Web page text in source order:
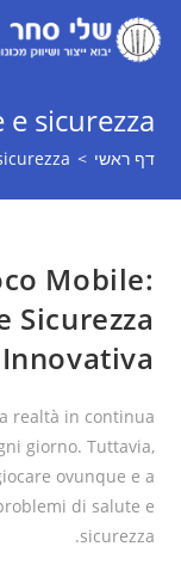
e sicurezza
דף ראשי >
Mobile:
Sicurezza
Innovativa
realtà in continua
giorno. Tuttavia,
ovunque e a
di salute e
sicurezza.